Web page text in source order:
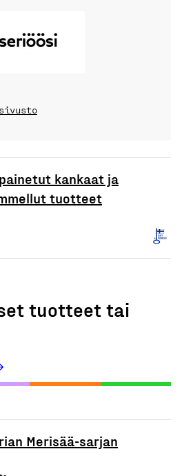
kankaat ja
tuotteet
tuotteet tai
Merisää-sarjan